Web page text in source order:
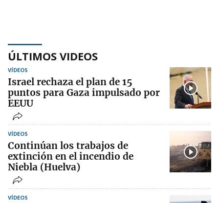
ÚLTIMOS VIDEOS
VÍDEOS
Israel rechaza el plan de 15
puntos para Gaza impulsado por
EEUU
VÍDEOS
Continúan los trabajos de
extinción en el incendio de
Niebla (Huelva)
VÍDEOS